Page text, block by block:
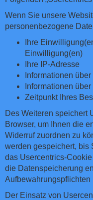
Wenn Sie unsere
personenbezogene
Ihre
Einwilligung(en)
Ihre IP-Adresse
Informationen
Informationen
Zeitpunkt Ihres
Des Weiteren speichert
Browser, um Ihnen die
Widerruf zuordnen zu
werden gespeichert, bis
das Usercentrics-
die Datenspeicherung
Aufbewahrungspflichten
Der Einsatz von